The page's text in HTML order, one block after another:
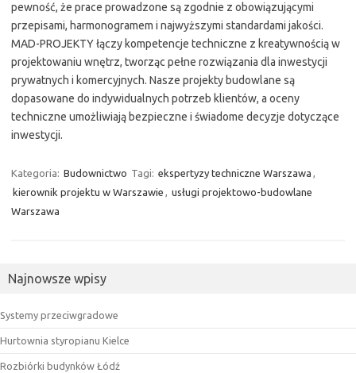
pewność, że prace prowadzone są zgodnie z obowiązującymi
przepisami, harmonogramem i najwyższymi standardami jakości.
MAD-PROJEKTY łączy kompetencje techniczne z kreatywnością w
projektowaniu wnętrz, tworząc pełne rozwiązania dla inwestycji
prywatnych i komercyjnych. Nasze projekty budowlane są
dopasowane do indywidualnych potrzeb klientów, a oceny
techniczne umożliwiają bezpieczne i świadome decyzje dotyczące
inwestycji.
Kategoria: Budownictwo Tagi: ekspertyzy techniczne Warszawa ,
kierownik projektu w Warszawie , usługi projektowo-budowlane
Warszawa
Najnowsze wpisy
Systemy przeciwgradowe
Hurtownia styropianu Kielce
Rozbiórki budynków Łódź